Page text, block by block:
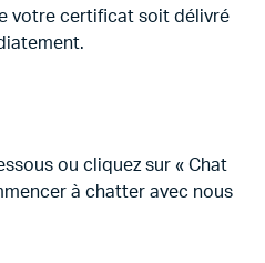
votre certificat soit délivré
ou cliquez sur « Chat
à chatter avec nous